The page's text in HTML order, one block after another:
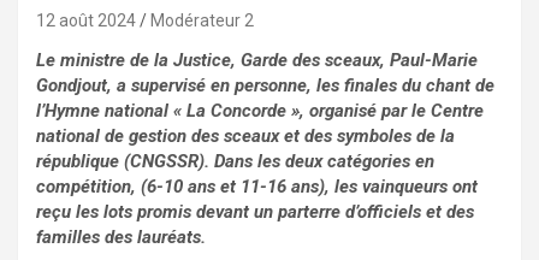
12 août 2024 Modérateur 2
Le ministre de la Justice, Garde des sceaux, Paul-Marie
Gondjout, a supervisé en personne, les finales du chant de
l’Hymne national « La Concorde », organisé par le Centre
national de gestion des sceaux et des symboles de la
république (CNGSSR). Dans les deux catégories en
compétition, (6-10 ans et 11-16 ans), les vainqueurs ont
reçu les lots promis devant un parterre d’officiels et des
familles des lauréats.